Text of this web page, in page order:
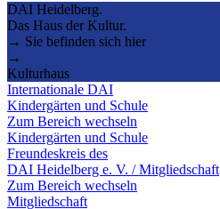
DAI Heidelberg.
Das Haus der Kultur.
→ Sie befinden sich hier
→
Kulturhaus
Internationale DAI
Kindergärten und Schule
Zum Bereich wechseln
Kindergärten und Schule
Freundeskreis des
DAI Heidelberg e. V. / Mitgliedschaft
Zum Bereich wechseln
Mitgliedschaft